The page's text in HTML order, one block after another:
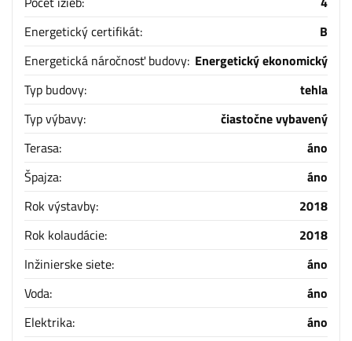
Energetický certifikát:
B
Energetická náročnosť budovy: Energetický ekonomický
Typ budovy:
tehla
Typ výbavy:
čiastočne vybavený
Terasa:
áno
Špajza:
áno
Rok výstavby:
2018
Rok kolaudácie:
2018
Inžinierske siete:
áno
Voda:
áno
Elektrika:
áno